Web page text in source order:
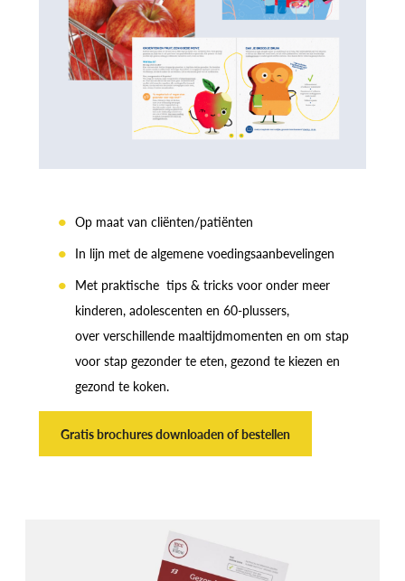
Op maat van cliënten/patiënten
In lijn met de algemene voedingsaanbevelingen
Met praktische tips & tricks voor onder meer
kinderen, adolescenten en 60-plussers,
over verschillende maaltijdmomenten en om stap
voor stap gezonder te eten, gezond te kiezen en
gezond te koken.
Gratis brochures downloaden of bestellen